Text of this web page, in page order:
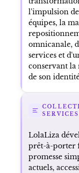
l'impulsion de
équipes, la
omnicanale,
services et
conservant la
de son
SERVICES
LolaLiza
prêt-à-porter
promesse
actuels,